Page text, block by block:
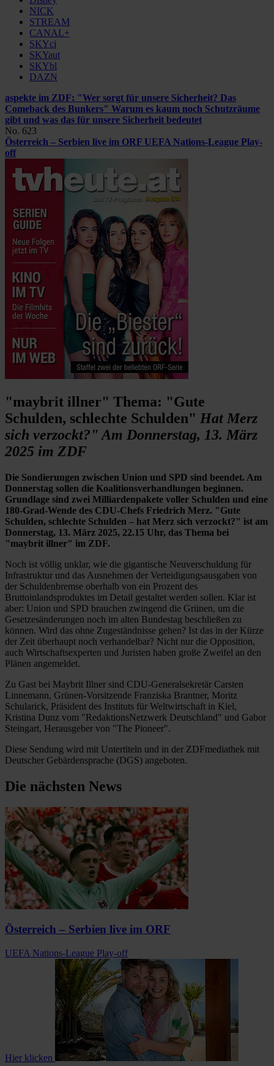
NICK
STREAM
CANAL+
SKYci
SKYaut
SKYbl
DAZN
aspekte im ZDF: "Wer sorgt für unsere Sicherheit? Das
Comeback des Bunkers" Warum es kaum noch Schutzräume
gibt und was das für unsere Sicherheit bedeutet
No. 623
Österreich – Serbien live im ORF UEFA Nations-League Play-
off
"maybrit illner" Thema: "Gute
Schulden, schlechte Schulden" Hat Merz
sich verzockt?" Am Donnerstag, 13. März
2025 im ZDF
Die Sondierungen zwischen Union und SPD sind beendet. Am
Donnerstag sollen die Koalitionsverhandlungen beginnen.
Grundlage sind zwei Milliardenpakete voller Schulden und eine
180-Grad-Wende des CDU-Chefs Friedrich Merz. "Gute
Schulden, schlechte Schulden – hat Merz sich verzockt?" ist am
Donnerstag, 13. März 2025, 22.15 Uhr, das Thema bei
"maybrit illner" im ZDF.
Noch ist völlig unklar, wie die gigantische Neuverschuldung für
Infrastruktur und das Ausnehmen der Verteidigungsausgaben von
der Schuldenbremse oberhalb von ein Prozent des
Bruttoinlandsproduktes im Detail gestaltet werden sollen. Klar ist
aber: Union und SPD brauchen zwingend die Grünen, um die
Gesetzesänderungen noch im alten Bundestag beschließen zu
können. Wird das ohne Zugeständnisse gehen? Ist das in der Kürze
der Zeit überhaupt noch verhandelbar? Nicht nur die Opposition,
auch Wirtschaftsexperten und Juristen haben große Zweifel an den
Plänen angemeldet.
Zu Gast bei Maybrit Illner sind CDU-Generalsekretär Carsten
Linnemann, Grünen-Vorsitzende Franziska Brantner, Moritz
Schularick, Präsident des Instituts für Weltwirtschaft in Kiel,
Kristina Dunz vom "RedaktionsNetzwerk Deutschland" und Gabor
Steingart, Herausgeber von "The Pioneer".
Diese Sendung wird mit Untertiteln und in der ZDFmediathek mit
Deutscher Gebärdensprache (DGS) angeboten.
Die nächsten News
Österreich – Serbien live im ORF
UEFA Nations-League Play-off
Hier klicken